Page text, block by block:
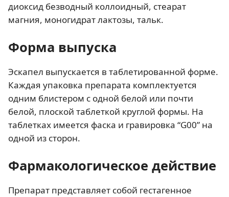
диоксид безводный коллоидный, стеарат
магния, моногидрат лактозы, тальк.
Форма выпуска
Эскапел выпускается в таблетированной форме.
Каждая упаковка препарата комплектуется
одним блистером с одной белой или почти
белой, плоской таблеткой круглой формы. На
таблетках имеется фаска и гравировка “G00” на
одной из сторон.
Фармакологическое действие
Препарат представляет собой гестагенное